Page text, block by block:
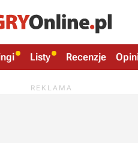
Listy Recenzje